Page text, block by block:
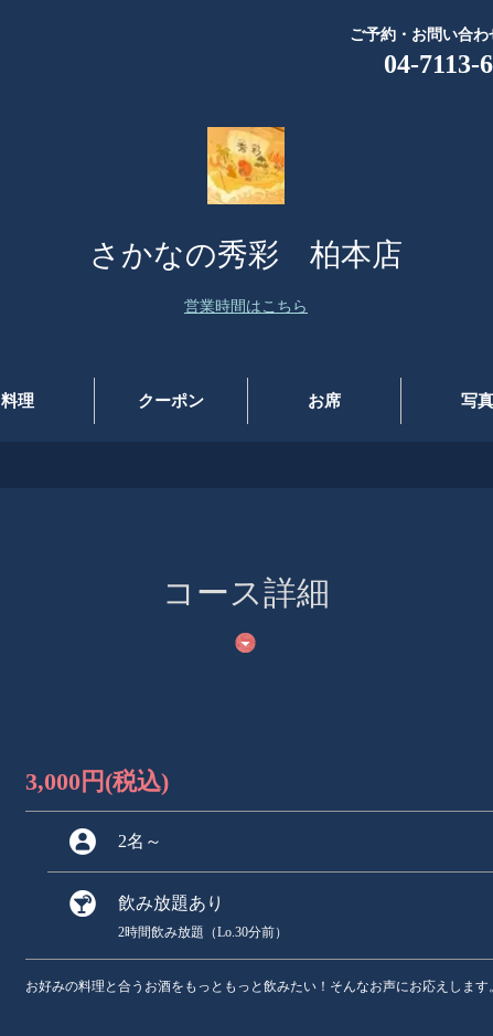
ご予約・お問い合
04-7113-
さかなの秀彩 柏本店
営業時間はこちら
料理 クーポン お席 写真
コース詳細
3,000円 (税込)
2名 ～
飲み放題あり
2時間飲み放題（Lo.30分前）
お好みの料理と合うお酒をもっともっと飲みたい！そんなお声にお応えしま